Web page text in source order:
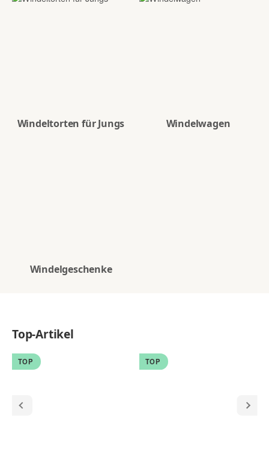
Windeltorten für Jungs Windelwagen
Windelgeschenke
Top-Artikel
TOP TOP